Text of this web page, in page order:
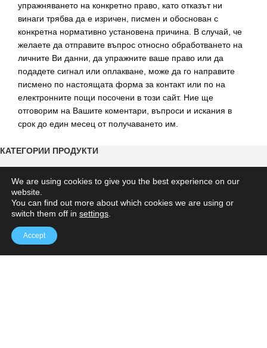
упражняването на конкретно право, като отказът ни
винаги трябва да е изричен, писмен и обоснован с
конкретна нормативно установена причина. В случай, че
желаете да отправите въпрос относно обработването на
личните Ви данни, да упражните ваше право или да
подадете сигнал или оплакване, може да го направите
писмено по настоящата форма за контакт или по на
електронните пощи посочени в този сайт. Ние ще
отговорим на Вашите коментари, въпроси и искания в
срок до един месец от получаването им.
КАТЕГОРИИ ПРОДУКТИ
Феритни магнити
AlNiCo магнити
Магнитни аксесоари
Магнитно закрепване
We are using cookies to give you the best experience on our
website.
You can find out more about which cookies we are using or
switch them off in settings
Accept